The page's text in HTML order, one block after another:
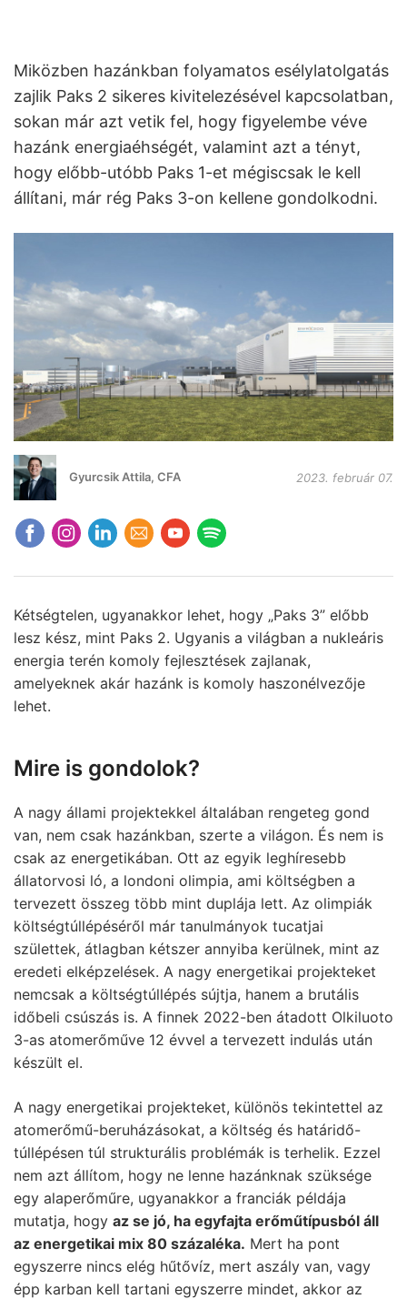
Miközben hazánkban folyamatos esélylatolgatás
zajlik Paks 2 sikeres kivitelezésével kapcsolatban,
sokan már azt vetik fel, hogy figyelembe véve
hazánk energiaéhségét, valamint azt a tényt,
hogy előbb-utóbb Paks 1-et mégiscsak le kell
állítani, már rég Paks 3-on kellene gondolkodni.
Gyurcsik Attila, CFA 2023. február 07.
Kétségtelen, ugyanakkor lehet, hogy „Paks 3” előbb
lesz kész, mint Paks 2. Ugyanis a világban a nukleáris
energia terén komoly fejlesztések zajlanak,
amelyeknek akár hazánk is komoly haszonélvezője
lehet.
Mire is gondolok?
A nagy állami projektekkel általában rengeteg gond
van, nem csak hazánkban, szerte a világon. És nem is
csak az energetikában. Ott az egyik leghíresebb
állatorvosi ló, a londoni olimpia, ami költségben a
tervezett összeg több mint duplája lett. Az olimpiák
költségtúllépéséről már tanulmányok tucatjai
születtek, átlagban kétszer annyiba kerülnek, mint az
eredeti elképzelések. A nagy energetikai projekteket
nemcsak a költségtúllépés sújtja, hanem a brutális
időbeli csúszás is. A finnek 2022-ben átadott Olkiluoto
3-as atomerőműve 12 évvel a tervezett indulás után
készült el.
A nagy energetikai projekteket, különös tekintettel az
atomerőmű-beruházásokat, a költség és határidő-
túllépésen túl strukturális problémák is terhelik. Ezzel
nem azt állítom, hogy ne lenne hazánknak szüksége
egy alaperőműre, ugyanakkor a franciák példája
mutatja, hogy az se jó, ha egyfajta erőműtípusból áll
az energetikai mix 80 százaléka. Mert ha pont
egyszerre nincs elég hűtővíz, mert aszály van, vagy
épp karban kell tartani egyszerre mindet, akkor az